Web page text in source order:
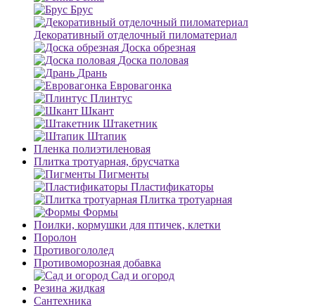
Брус
Декоративный отделочный пиломатериал
Доска обрезная
Доска половая
Дрань
Евровагонка
Плинтус
Шкант
Штакетник
Штапик
Пленка полиэтиленовая
Плитка тротуарная, брусчатка
Пигменты
Пластификаторы
Плитка тротуарная
Формы
Поилки, кормушки для птичек, клетки
Поролон
Противогололед
Противоморозная добавка
Сад и огород
Резина жидкая
Сантехника